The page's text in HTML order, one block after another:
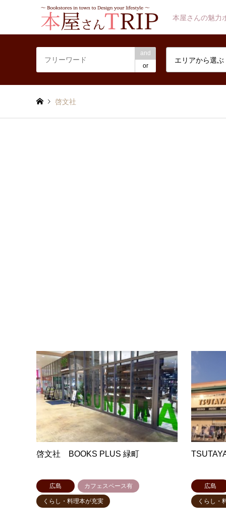
本屋さんの魅力
and
or
エリアから選ぶ
啓文社
啓文社 BOOKS PLUS 緑町
広島 カフェスペース有
くらし・料理本が充実
広島
くらし・